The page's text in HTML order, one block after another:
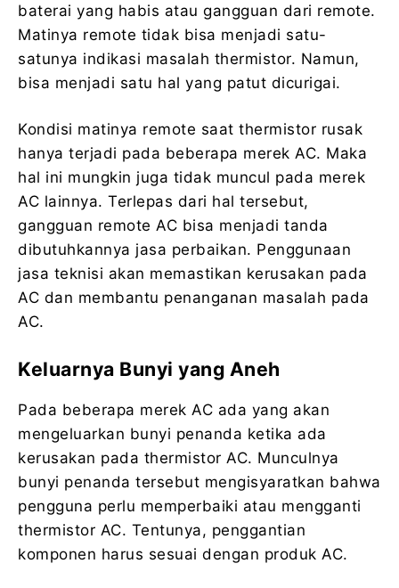
baterai yang habis atau gangguan dari remote.
Matinya remote tidak bisa menjadi satu-
satunya indikasi masalah thermistor. Namun,
bisa menjadi satu hal yang patut dicurigai.
Kondisi matinya remote saat thermistor rusak
hanya terjadi pada beberapa merek AC. Maka
hal ini mungkin juga tidak muncul pada merek
AC lainnya. Terlepas dari hal tersebut,
gangguan remote AC bisa menjadi tanda
dibutuhkannya jasa perbaikan. Penggunaan
jasa teknisi akan memastikan kerusakan pada
AC dan membantu penanganan masalah pada
AC.
Keluarnya Bunyi yang Aneh
Pada beberapa merek AC ada yang akan
mengeluarkan bunyi penanda ketika ada
kerusakan pada thermistor AC. Munculnya
bunyi penanda tersebut mengisyaratkan bahwa
pengguna perlu memperbaiki atau mengganti
thermistor AC. Tentunya, penggantian
komponen harus sesuai dengan produk AC.